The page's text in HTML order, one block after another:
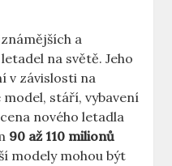
a​
na světě. ⁤Jeho
v​ závislosti ​na
stáří,⁢ vybavení
nového⁣ letadla
90‌ až‍ 110 milionů
modely mohou být